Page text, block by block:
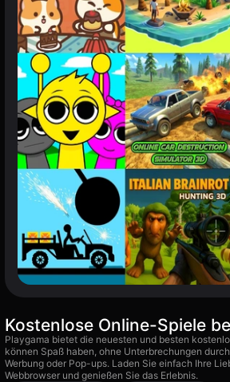
Kostenlose Online-Spiele
Playgama bietet die neuesten und besten
können Spaß haben, ohne Unterbrechungen
Werbung oder Pop-ups. Laden Sie einfach Ihre
Webbrowser und genießen Sie das Erlebnis.